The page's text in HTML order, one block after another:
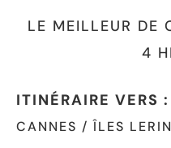
LE MEILLEUR DE
4
ITINÉRAIRE VERS :
CANNES / ÎLES